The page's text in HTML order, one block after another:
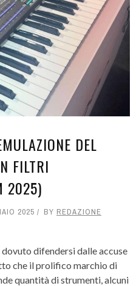
DEL
FILTRI
2025)
2025 BY REDAZIONE
difendersi dalle accuse
che il prolifico marchio di
quantità di strumenti, alcuni